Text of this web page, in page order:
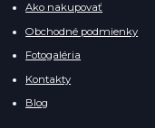
Ako nakupovať
Obchodné podmienky
Fotogaléria
Kontakty
Blog